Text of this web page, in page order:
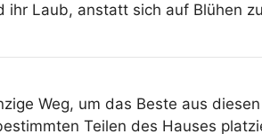
ihr Laub, anstatt sich auf Blühen
Weg, um das Beste aus
Teilen des Hauses